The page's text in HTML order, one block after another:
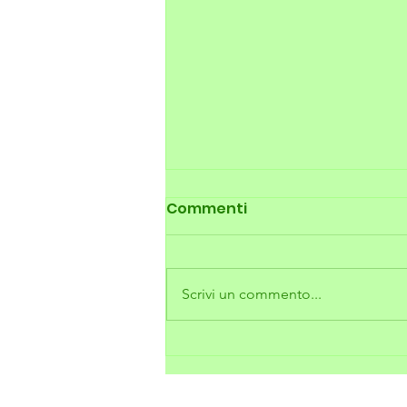
🌱 È ARRIVATO NUTRE BIO:
IL NUOVO CONCIME
Commenti
Scrivi un commento...